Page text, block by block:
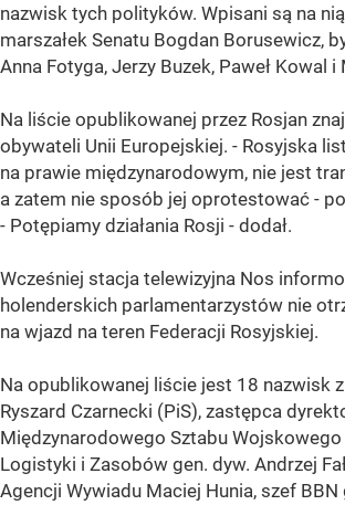
nazwisk tych polityków. Wpisani są na
marszałek Senatu Bogdan Borusewicz,
Anna Fotyga, Jerzy Buzek, Paweł Kowal
Na liście opublikowanej przez Rosjan
obywateli Unii Europejskiej. - Rosyjska
na prawie międzynarodowym, nie jest
a zatem nie sposób jej oprotestować -
- Potępiamy działania Rosji - dodał.
Wcześniej stacja telewizyjna Nos
holenderskich parlamentarzystów nie
na wjazd na teren Federacji Rosyjskiej.
Na opublikowanej liście jest 18 nazwisk
Ryszard Czarnecki (PiS), zastępca
Międzynarodowego Sztabu Wojskowego
Logistyki i Zasobów gen. dyw. Andrzej
Agencji Wywiadu Maciej Hunia, szef BBN